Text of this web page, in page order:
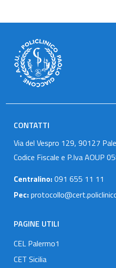
CONTATTI
Via del Vespro 129, 90127
Codice Fiscale e P.Iva AOUP
Centralino:091 655 11 11
Pec:
PAGINE UTILI
CEL Palermo1
CET Sicilia